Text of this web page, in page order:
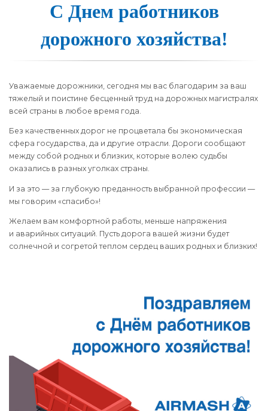
С Днем работни­ков
до­рож­но­го хо­зяй­ства!
Уважаемые дорожники, сегодня мы вас благодарим за ваш
тяжелый и поистине бесценный труд на дорожных магистралях
всей страны в любое время года.
Без качественных дорог не процветала бы экономическая
сфера государства, да и другие отрасли. Дороги сообщают
между собой родных и близких, которые волею судьбы
оказались в разных уголках страны.
И за это — за глубокую преданность выбранной профессии —
мы говорим «спасибо»!
Желаем вам комфортной работы, меньше напряжения
и аварийных ситуаций. Пусть дорога вашей жизни будет
солнечной и согретой теплом сердец ваших родных и близких!